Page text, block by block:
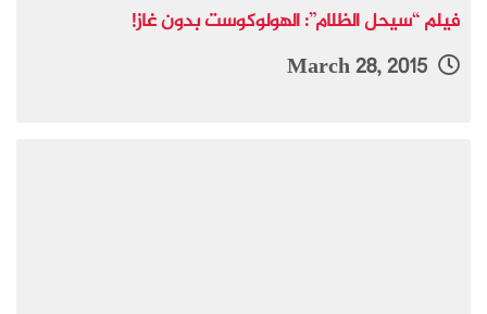
فيلم “سيحل الظلام”: الهولوكوست بدون غاز!